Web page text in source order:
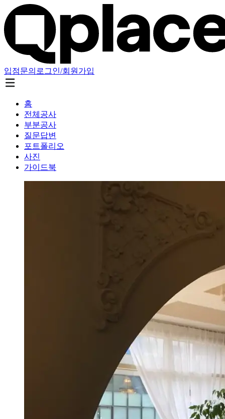
입점문의 로그인/회원가입
홈
전체공사
부분공사
질문답변
포트폴리오
사진
가이드북